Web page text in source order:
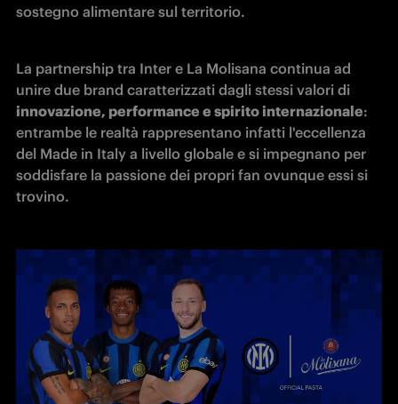
sostegno alimentare sul territorio.
La partnership tra Inter e La Molisana continua ad
innovazione, performance e spirito internazionale:
entrambe le realtà rappresentano infatti l'eccellenza
del Made in Italy a livello globale e si impegnano per
soddisfare la passione dei propri fan ovunque essi si
trovino.